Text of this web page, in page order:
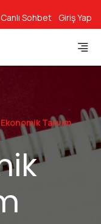
Canlı Sohbet Giriş Yap
Ekonomik Takvim